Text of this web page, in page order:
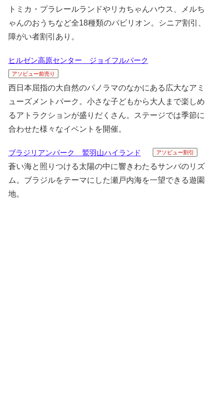
トミカ・プラレールランドやリカちゃんハウス、メルち
ゃんのおうちなど全18種類のパビリオン。シニア割引、
障がい者割引あり。
ヒルゼン高原センター ジョイフルパーク
アソビュー前売り
西日本屈指の大自然のパノラマのなかにある広大なアミ
ューズメントパーク。小さな子どもから大人まで楽しめ
るアトラクションが盛りだくさん。ステージでは季節に
合わせた様々なイベントを開催。
ブラジリアンパーク 鷲羽山ハイランド アソビュー割引
蒼い海と照りつける太陽の中に響きわたるサンバのリズ
ム。ブラジルをテーマにした瀬戸内海を一望できる遊園
地。